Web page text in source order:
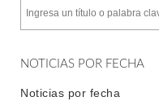
NOTICIAS POR FECHA
Noticias por fecha